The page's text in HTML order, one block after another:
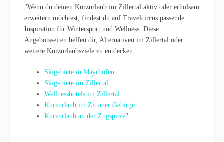
"Wenn du deinen Kurzurlaub im Zillertal aktiv oder erholsam
erweitern möchtest, findest du auf Travelcircus passende
Inspiration für Wintersport und Wellness. Diese
Angebotsseiten helfen dir, Alternativen im Zillertal oder
weitere Kurzurlaubsziele zu entdecken:
Skigebiete in Mayrhofen
Skigebiete im Zillertal
Wellnesshotels im Zillertal
Kurzurlaub im Zittauer Gebirge
Kurzurlaub an der Zugspitze"